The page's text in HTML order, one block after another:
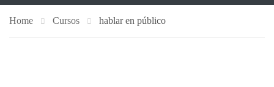
Home Cursos hablar en público